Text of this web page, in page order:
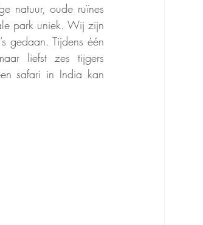
natuur, oude ruïnes
park uniek. Wij zijn
gedaan. Tijdens één
liefst zes tijgers
safari in India kan